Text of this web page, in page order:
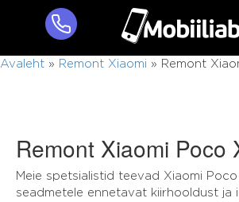
Avaleht » Remont Xiaomi » Remont
Remont Xiaomi Poco
Meie spetsialistid teevad Xiaomi
seadmetele ennetavat kiirhooldust ja